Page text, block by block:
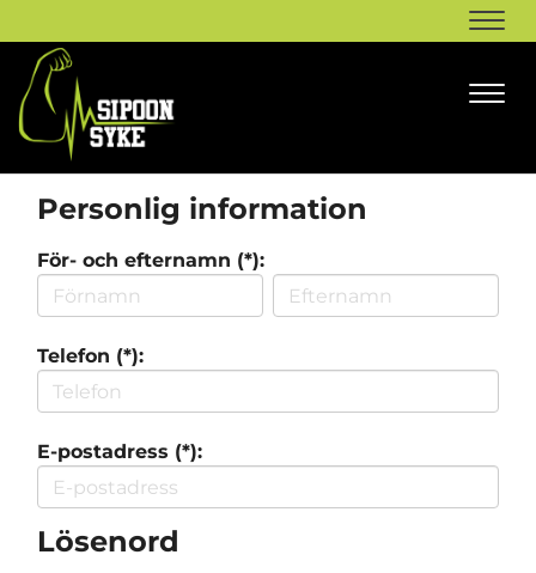
Personlig information
För- och efternamn (*):
Telefon (*):
E-postadress (*):
Lösenord